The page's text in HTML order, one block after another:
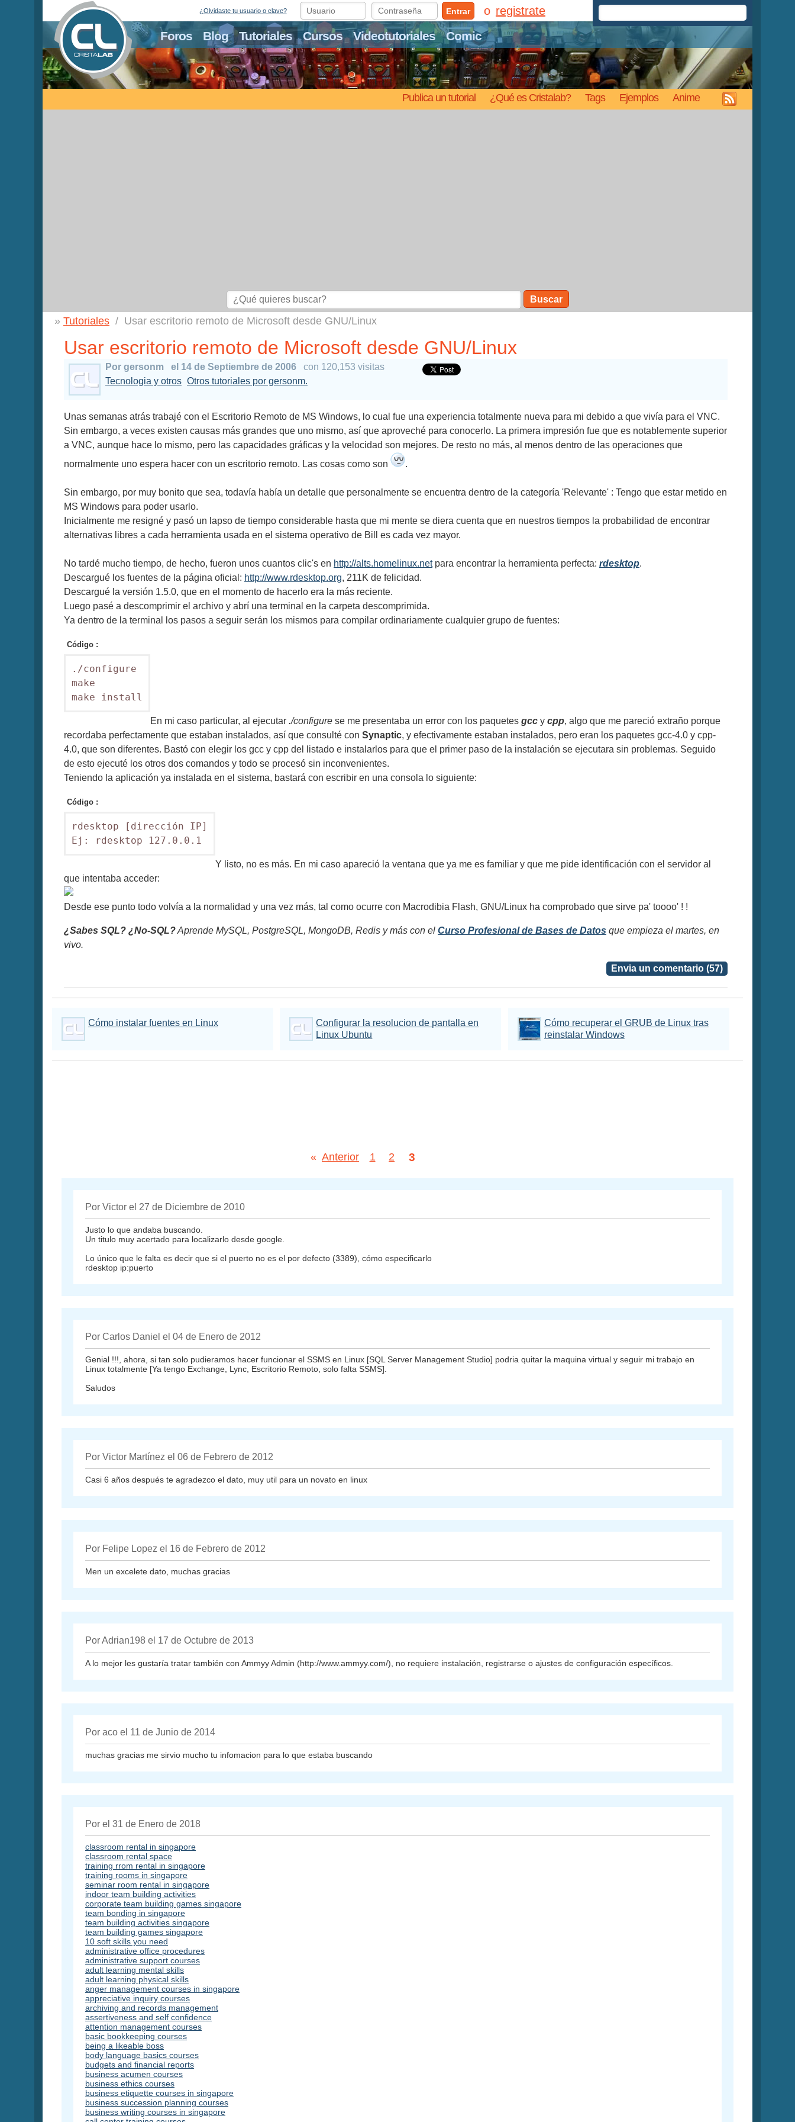
Foros Blog Tutoriales Cursos Videotutoriales Comic
Publica un tutorial ¿Qué es Cristalab? Tags Ejemplos Anime
¿Olvidaste tu usuario o clave? Entrar registrate
Buscar
Tutoriales Usar escritorio remoto de Microsoft desde GNU/Linux
Usar escritorio remoto de Microsoft desde GNU/Linux
Por gersonm el 14 de Septiembre de 2006
con 120,153 visitas
Tecnologia y otros Otros tutoriales por gersonm.
Unas semanas atrás trabajé con el Escritorio Remoto de MS Windows, lo cual fue una experiencia totalmente nueva para mi debido a que vivía para el VNC.
Sin embargo, a veces existen causas más grandes que uno mismo, así que aproveché para conocerlo. La primera impresión fue que es notablemente superior
a VNC, aunque hace lo mismo, pero las capacidades gráficas y la velocidad son mejores. De resto no más, al menos dentro de las operaciones que
normalmente uno espera hacer con un escritorio remoto. Las cosas como son
.
Sin embargo, por muy bonito que sea, todavía había un detalle que personalmente se encuentra dentro de la categoría 'Relevante' : Tengo que estar metido en
MS Windows para poder usarlo.
Inicialmente me resigné y pasó un lapso de tiempo considerable hasta que mi mente se diera cuenta que en nuestros tiempos la probabilidad de encontrar
alternativas libres a cada herramienta usada en el sistema operativo de Bill es cada vez mayor.
No tardé mucho tiempo, de hecho, fueron unos cuantos clic's en http://alts.homelinux.netpara encontrar la herramienta perfecta: rdesktop.
Descargué los fuentes de la página oficial: http://www.rdesktop.org, 211K de felicidad.
Descargué la versión 1.5.0, que en el momento de hacerlo era la más reciente.
Luego pasé a descomprimir el archivo y abrí una terminal en la carpeta descomprimida.
Ya dentro de la terminal los pasos a seguir serán los mismos para compilar ordinariamente cualquier grupo de fuentes:
Código :
./configure
make
En mi caso particular, al ejecutar ./configure se me presentaba un error con los paquetes gcc y cpp, algo que me pareció extraño porque
recordaba perfectamente que estaban instalados, así que consulté con Synaptic, y efectivamente estaban instalados, pero eran los paquetes gcc-4.0 y cpp-
4.0, que son diferentes. Bastó con elegir los gcc y cpp del listado e instalarlos para que el primer paso de la instalación se ejecutara sin problemas. Seguido
de esto ejecuté los otros dos comandos y todo se procesó sin inconvenientes.
Teniendo la aplicación ya instalada en el sistema, bastará con escribir en una consola lo siguiente:
Código :
rdesktop [dirección IP]
Ej: rdesktop 127.0.0.1
Y listo, no es más. En mi caso apareció la ventana que ya me es familiar y que me pide identificación con el servidor al
que intentaba acceder:
Desde ese punto todo volvía a la normalidad y una vez más, tal como ocurre con Macrodibia Flash, GNU/Linux ha comprobado que sirve pa' toooo' ! !
¿Sabes SQL? ¿No-SQL?Aprende MySQL, PostgreSQL, MongoDB, Redis y más con el Curso Profesional de Bases de Datos que empieza el martes, en
vivo.
Envia un comentario (57)
Cómo instalar fuentes en Linux
Configurar la resolucion de pantalla en
Linux Ubuntu
Cómo recuperar el GRUB de Linux tras
reinstalar Windows
« Anterior 1 2 3
Por Victor el 27 de Diciembre de 2010
Justo lo que andaba buscando.
Un titulo muy acertado para localizarlo desde google.
Lo único que le falta es decir que si el puerto no es el por defecto (3389), cómo especificarlo
rdesktop ip:puerto
Por Carlos Daniel el 04 de Enero de 2012
Genial !!!, ahora, si tan solo pudieramos hacer funcionar el SSMS en Linux [SQL Server Management Studio] podria quitar la maquina virtual y seguir mi trabajo en
Linux totalmente [Ya tengo Exchange, Lync, Escritorio Remoto, solo falta SSMS].
Saludos
Por Victor Martínez el 06 de Febrero de 2012
Casi 6 años después te agradezco el dato, muy util para un novato en linux
Por Felipe Lopez el 16 de Febrero de 2012
Men un excelete dato, muchas gracias
Por Adrian198 el 17 de Octubre de 2013
A lo mejor les gustaría tratar también con Ammyy Admin (http://www.ammyy.com/), no requiere instalación, registrarse o ajustes de configuración específicos.
Por aco el 11 de Junio de 2014
muchas gracias me sirvio mucho tu infomacion para lo que estaba buscando
Por el 31 de Enero de 2018
classroom rental in singapore
classroom rental space
training rrom rental in singapore
training rooms in singapore
seminar room rental in singapore
indoor team building activities
corporate team building games singapore
team bonding in singapore
team building activities singapore
team building games singapore
10 soft skills you need
administrative office procedures
administrative support courses
adult learning mental skills
adult learning physical skills
anger management courses in singapore
appreciative inquiry courses
archiving and records management
assertiveness and self confidence
attention management courses
basic bookkeeping courses
being a likeable boss
body language basics courses
budgets and financial reports
business acumen courses
business ethics courses
business etiquette courses in singapore
business succession planning courses
business writing courses in singapore